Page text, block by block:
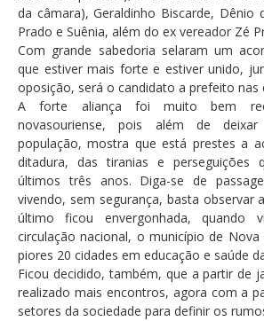
da câmara), Geraldinho Biscarde, Dênio
Prado e Suênia, além do ex vereador Zé
Com grande sabedoria selaram um
que estiver mais forte e estiver unido,
oposição, será o candidato a prefeito nas
A forte aliança foi muito bem
novasouriense, pois além de
população, mostra que está prestes a
ditadura, das tiranias e perseguições
últimos três anos. Diga-se de
vivendo, sem segurança, basta observar
último ficou envergonhada, quando
circulação nacional, o município de
piores 20 cidades em educação e saúde
Ficou decidido, também, que a partir de
realizado mais encontros, agora com a
setores da sociedade para definir os